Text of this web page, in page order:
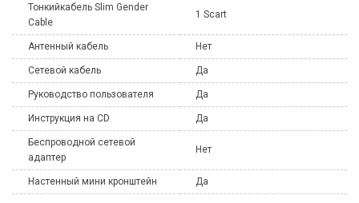
Тонкийкабель Slim Gender
Cable
1 Scart
Антенный кабель Нет
Сетевой кабель Да
Руководство пользователя Да
Инструкция на CD Да
Беспроводной сетевой
адаптер
Нет
Настенный мини кронштейн Да